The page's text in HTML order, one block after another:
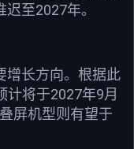
至2027年。
增长方向。根据此
计将于2027年9月
屏机型则有望于